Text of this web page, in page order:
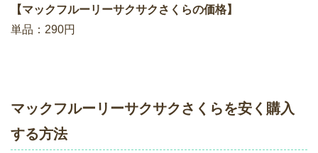
【マックフルーリーサクサクさくらの価格】
単品：290円
マックフルーリーサクサクさくらを安く購入
する方法